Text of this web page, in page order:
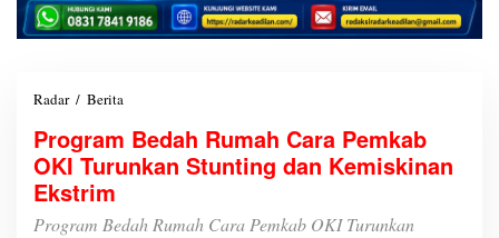
Radar / Berita
g
r
m
Program Bedah Rumah Cara Pemkab
OKI Turunkan Stunting dan Kemiskinan
Ekstrim
Program Bedah Rumah Cara Pemkab OKI Turunkan